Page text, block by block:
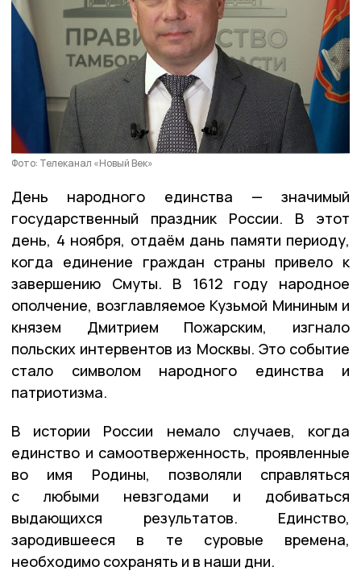
Фото: Телеканал «Новый Век»
День народного единства — значимый
государственный праздник России. В этот
день, 4 ноября, отдаём дань памяти периоду,
когда единение граждан страны привело к
завершению Смуты. В 1612 году народное
ополчение, возглавляемое Кузьмой Мининым и
князем Дмитрием Пожарским, изгнало
польских интервентов из Москвы. Это событие
стало символом народного единства и
патриотизма.
В истории России немало случаев, когда
единство и самоотверженность, проявленные
во имя Родины, позволяли справляться
с любыми невзгодами и добиваться
выдающихся результатов. Единство,
зародившееся в те суровые времена,
необходимо сохранять и в наши дни.